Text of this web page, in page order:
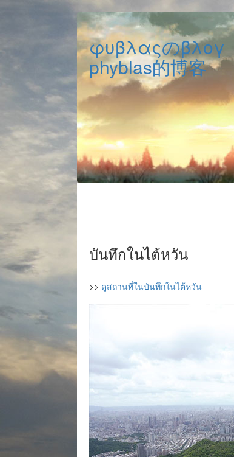
φυβλαςのβλογ
phyblas的博客
บันทึกในไต้หวัน
>> ดูสถานที่ในบันทึกในไต้หวัน